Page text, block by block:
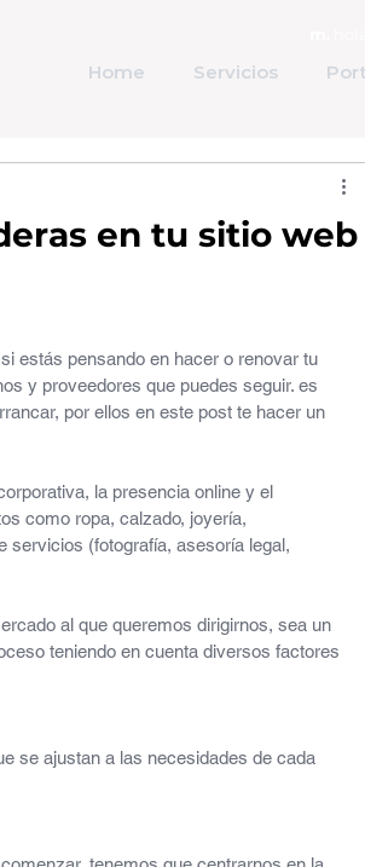
Home Servicios
en tu sitio web
estás pensando en hacer o renovar tu
y proveedores que puedes seguir. es
por ellos en este post te hacer un
la presencia online y el
como ropa, calzado, joyería,
(fotografía, asesoría legal,
al que queremos dirigirnos, sea un
teniendo en cuenta diversos factores
se ajustan a las necesidades de cada